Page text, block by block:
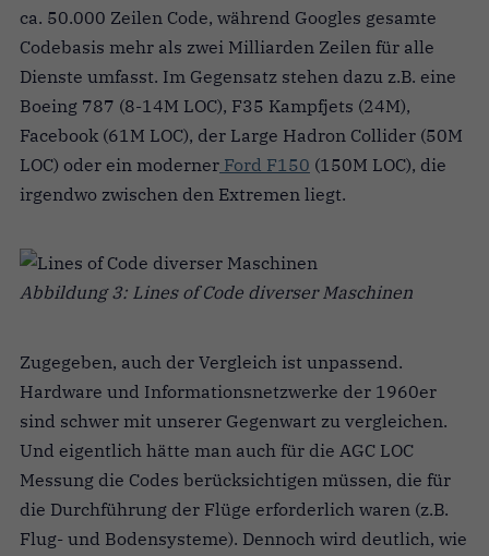
ca. 50.000 Zeilen Code, während Googles gesamte
Codebasis mehr als zwei Milliarden Zeilen für alle
Dienste umfasst. Im Gegensatz stehen dazu z.B. eine
Boeing 787 (8-14M LOC), F35 Kampfjets (24M),
Facebook (61M LOC), der Large Hadron Collider (50M
LOC) oder ein moderner Ford F150 (150M LOC), die
irgendwo zwischen den Extremen liegt.
Abbildung 3: Lines of Code diverser Maschinen
Zugegeben, auch der Vergleich ist unpassend.
Hardware und Informationsnetzwerke der 1960er
sind schwer mit unserer Gegenwart zu vergleichen.
Und eigentlich hätte man auch für die AGC LOC
Messung die Codes berücksichtigen müssen, die für
die Durchführung der Flüge erforderlich waren (z.B.
Flug- und Bodensysteme). Dennoch wird deutlich, wie